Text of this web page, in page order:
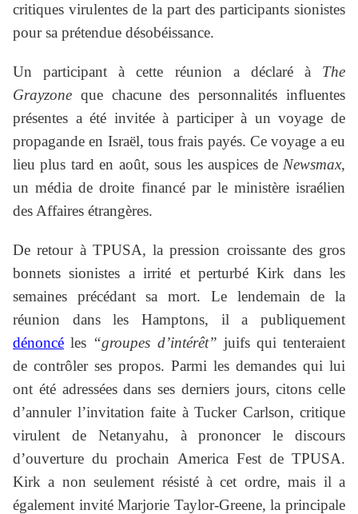
critiques virulentes de la part des participants sionistes
pour sa prétendue désobéissance.
Un participant à cette réunion a déclaré à The
Grayzone que chacune des personnalités influentes
présentes a été invitée à participer à un voyage de
propagande en Israël, tous frais payés. Ce voyage a eu
lieu plus tard en août, sous les auspices de Newsmax,
un média de droite financé par le ministère israélien
des Affaires étrangères.
De retour à TPUSA, la pression croissante des gros
bonnets sionistes a irrité et perturbé Kirk dans les
semaines précédant sa mort. Le lendemain de la
réunion dans les Hamptons, il a publiquement
dénoncé les “groupes d’intérêt” juifs qui tenteraient
de contrôler ses propos. Parmi les demandes qui lui
ont été adressées dans ses derniers jours, citons celle
d’annuler l’invitation faite à Tucker Carlson, critique
virulent de Netanyahu, à prononcer le discours
d’ouverture du prochain America Fest de TPUSA.
Kirk a non seulement résisté à cet ordre, mais il a
également invité Marjorie Taylor-Greene, la principale